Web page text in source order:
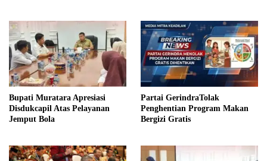
Bupati Muratara Apresiasi
Disdukcapil Atas Pelayanan
Jemput Bola
Partai GerindraTolak
Penghentian Program Makan
Bergizi Gratis